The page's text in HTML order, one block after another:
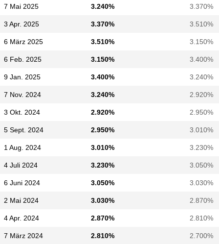
7 Mai 2025 3.240% 3.370%
3 Apr. 2025 3.370% 3.510%
6 März 2025 3.510% 3.150%
6 Feb. 2025 3.150% 3.400%
9 Jan. 2025 3.400% 3.240%
7 Nov. 2024 3.240% 2.920%
3 Okt. 2024 2.920% 2.950%
5 Sept. 2024 2.950% 3.010%
1 Aug. 2024 3.010% 3.230%
4 Juli 2024 3.230% 3.050%
6 Juni 2024 3.050% 3.030%
2 Mai 2024 3.030% 2.870%
4 Apr. 2024 2.870% 2.810%
7 März 2024 2.810% 2.700%